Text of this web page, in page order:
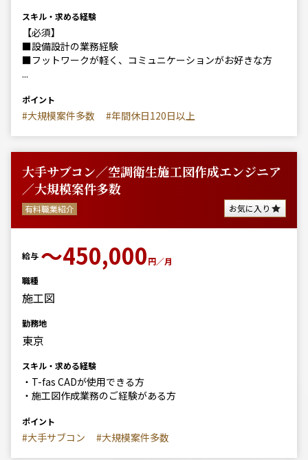
スキル・求める経験
【必須】
■設備設計の業務経験
■フットワークが軽く、コミュニケーションがお好きな方
...
ポイント
#大規模案件多数 #年間休日120日以上
大手サブコン／空調衛生施工図作成エンジニア
／大規模案件多数
有料職業紹介 お気に入り
給与 〜450,000円／月
職種
施工図
勤務地
東京
スキル・求める経験
・T-fas CADが使用できる方
・施工図作成業務のご経験がある方
ポイント
#大手サブコン #大規模案件多数